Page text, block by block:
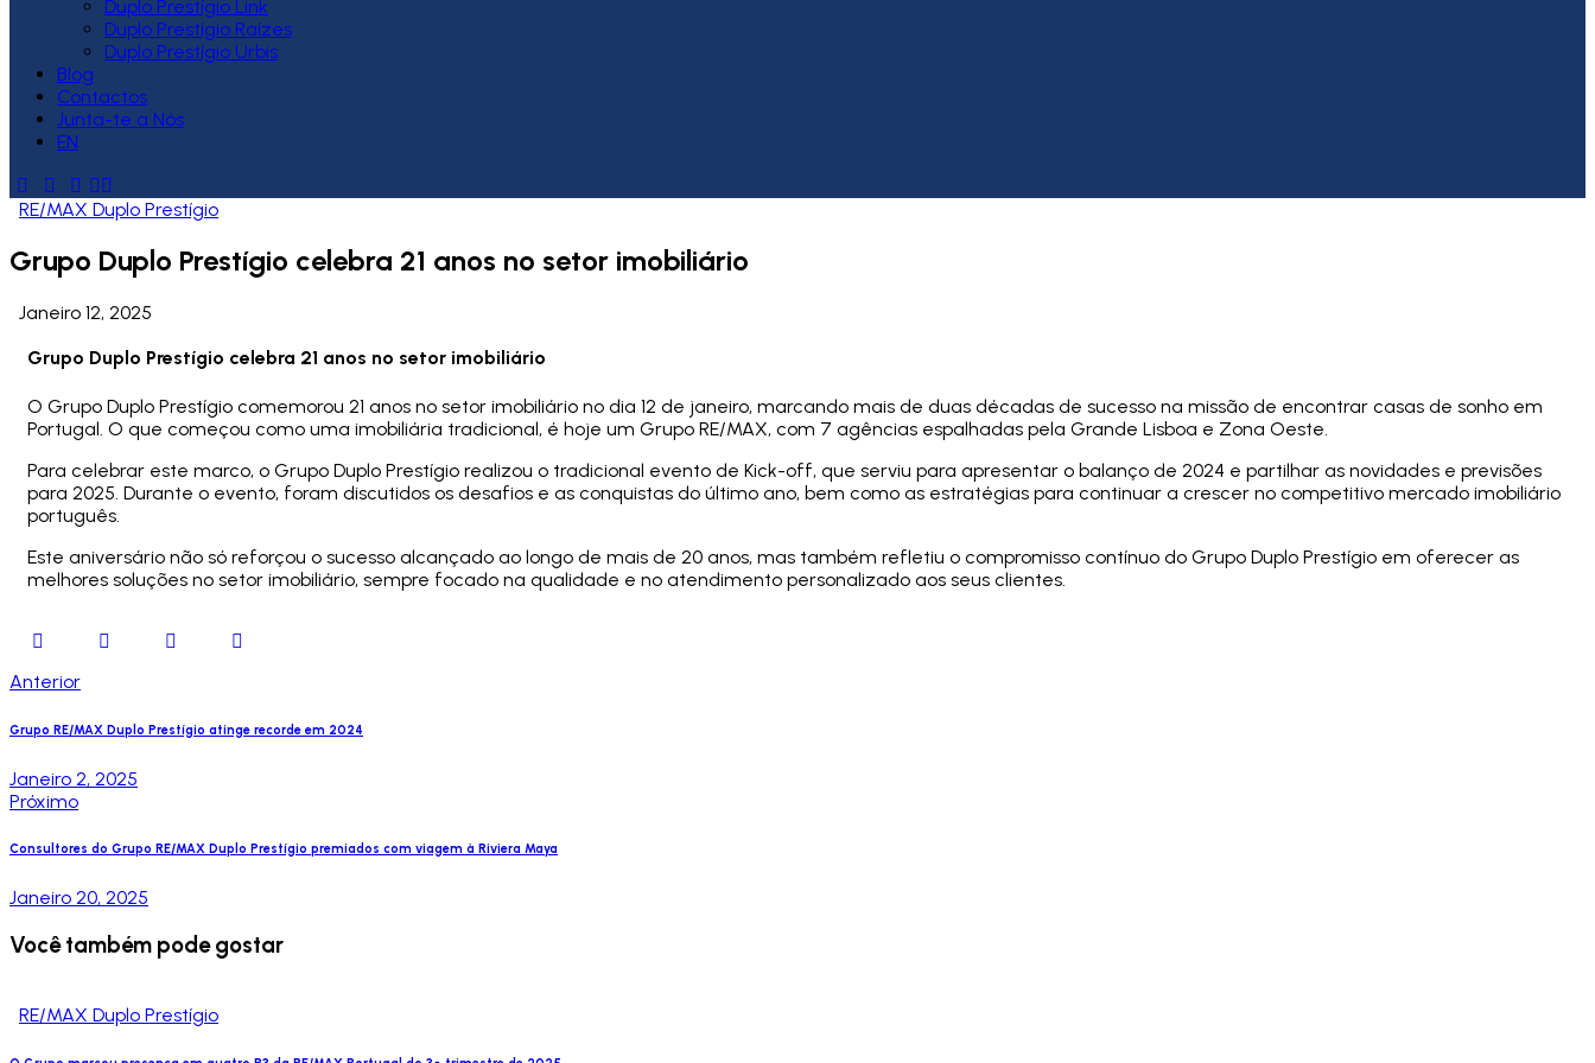
Duplo Prestígio Link
Duplo Prestígio Raízes
Duplo Prestígio Urbis
Blog
Contactos
Junta-te a Nós
EN
RE/MAX Duplo Prestígio
Grupo Duplo Prestígio celebra 21 anos no setor imobiliário
Janeiro 12, 2025
Grupo Duplo Prestígio celebra 21 anos no setor imobiliário
O Grupo Duplo Prestígio comemorou 21 anos no setor imobiliário no dia 12 de janeiro, marcando mais de duas décadas de sucesso na missão de encontrar casas de sonho em
Portugal. O que começou como uma imobiliária tradicional, é hoje um Grupo RE/MAX, com 7 agências espalhadas pela Grande Lisboa e Zona Oeste.
Para celebrar este marco, o Grupo Duplo Prestígio realizou o tradicional evento de Kick-off, que serviu para apresentar o balanço de 2024 e partilhar as novidades e previsões
para 2025. Durante o evento, foram discutidos os desafios e as conquistas do último ano, bem como as estratégias para continuar a crescer no competitivo mercado imobiliário
português.
Este aniversário não só reforçou o sucesso alcançado ao longo de mais de 20 anos, mas também refletiu o compromisso contínuo do Grupo Duplo Prestígio em oferecer as
melhores soluções no setor imobiliário, sempre focado na qualidade e no atendimento personalizado aos seus clientes.
Anterior
Grupo RE/MAX Duplo Prestígio atinge recorde em 2024
Janeiro 2, 2025
Próximo
Consultores do Grupo RE/MAX Duplo Prestígio premiados com viagem à Riviera Maya
Janeiro 20, 2025
Você também pode gostar
RE/MAX Duplo Prestígio